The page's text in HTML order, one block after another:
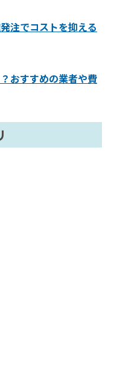
注でコストを抑える
おすすめの業者や費